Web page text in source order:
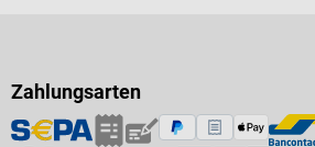
Zahlungsarten